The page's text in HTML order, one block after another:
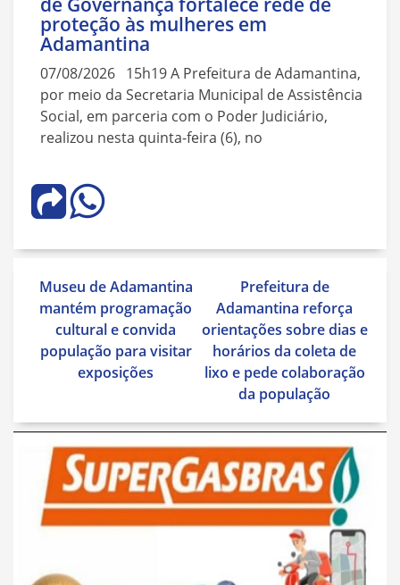
proteção às mulheres em
Adamantina
07/08/2026 15h19 A Prefeitura de Adamantina,
por meio da Secretaria Municipal de Assistência
Social, em parceria com o Poder Judiciário,
realizou nesta quinta-feira (6), no
Navegação
de
Post
Museu de Adamantina
mantém programação
cultural e convida
população para visitar
exposições
Prefeitura de
Adamantina reforça
orientações sobre dias e
horários da coleta de
lixo e pede colaboração
da população